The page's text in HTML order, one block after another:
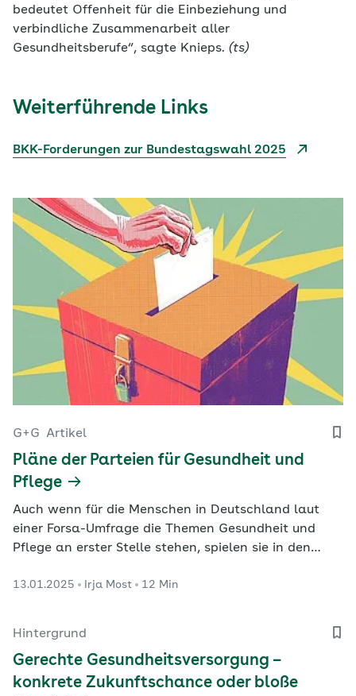
bedeutet Offenheit für die Einbeziehung und
verbindliche Zusammenarbeit aller
Gesundheitsberufe“, sagte Knieps. (ts)
Weiterführende Links
BKK-Forderungen zur Bundestagswahl 2025
G+G Artikel
Pläne der Parteien für Gesundheit und
Pflege
Auch wenn für die Menschen in Deutschland laut
einer Forsa-Umfrage die Themen Gesundheit und
Pflege an erster Stelle stehen, spielen sie in den
untergeordnete Rolle. G+G gibt eine Übersicht über
Anforderungen der…
13.01.2025 Irja Most 12 Min
Hintergrund
Gerechte Gesundheitsversorgung –
konkrete Zukunftschance oder bloße